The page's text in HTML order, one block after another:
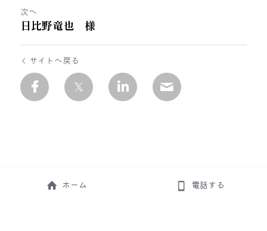
次へ
日比野竜也 様
サイトへ戻る
ホーム 電話する